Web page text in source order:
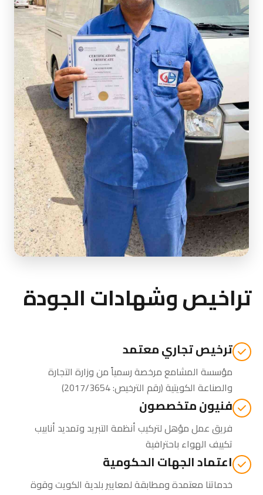
تراخيص وشهادات الجودة
ترخيص تجاري معتمد
مؤسسة المشامع مرخصة رسمياً منوزارة التجارة
والصناعة الكويتية(رقم الترخيص: 2017/3654)
فنيون متخصصون
فريق عمل مؤهل لتركيب أنظمة التبريد وتمديد أنابيب
تكييف الهواء باحترافية
اعتماد الجهات الحكومية
خدماتنا معتمدة ومطابقة لمعايير بلدية الكويت وقوة